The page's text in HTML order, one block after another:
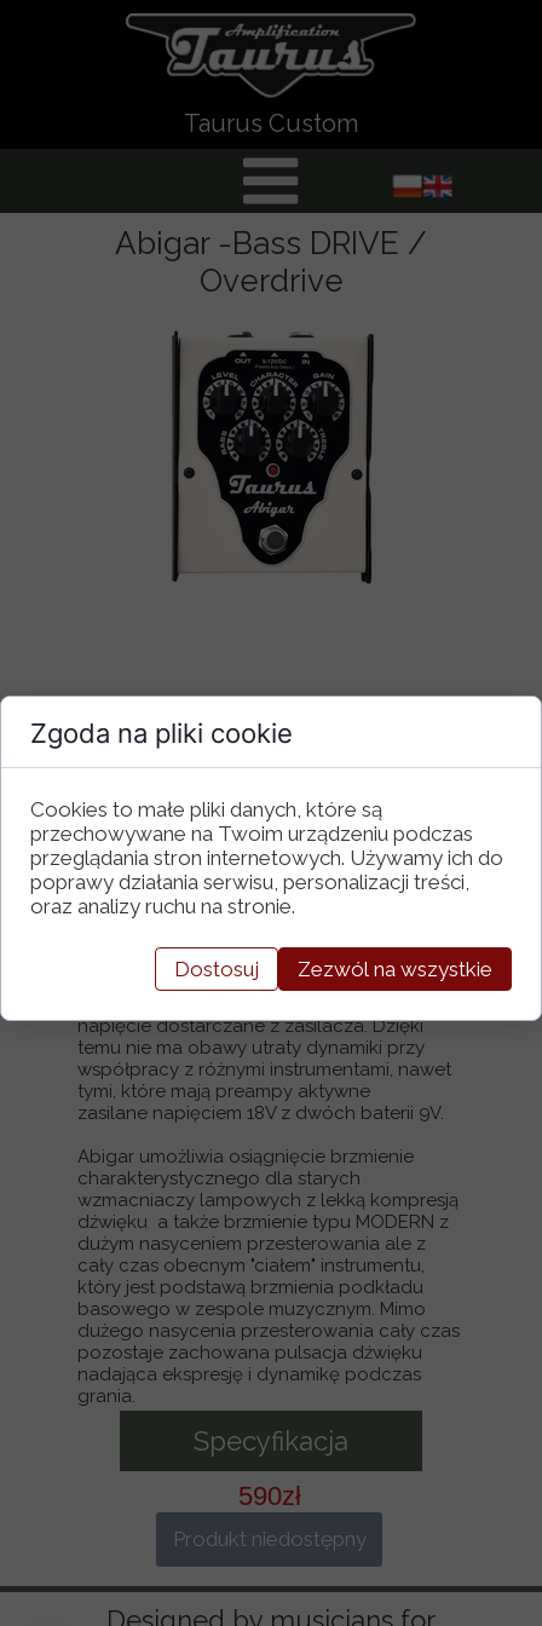
590zł
Produkt niedostępny
ABIGAR to wyjątkowo wszechstronny i
dynamiczny drive do gitary basowej. Jego
zaletą jest to, że bez względu jak mocny
poziom przesterowania zostanie
ustawiony, Abigar zachowuje specyfikę
brzmienia instrumentu oraz wysoką
Aby to osiągnąć Abigar został wyposażony
między innymi we własny konwerter zasilania
napięcie dostarczane z zasilacza. Dzięki
temu nie ma obawy utraty dynamiki przy
współpracy z różnymi instrumentami, nawet
tymi, które mają preampy aktywne
zasilane napięciem 18V z dwóch baterii 9V.
Abigar umożliwia osiągnięcie brzmienie
charakterystycznego dla starych
wzmacniaczy lampowych z lekką kompresją
dźwięku a także brzmienie typu MODERN z
dużym nasyceniem przesterowania ale z
cały czas obecnym "ciałem" instrumentu,
który jest podstawą brzmienia podkładu
basowego w zespole muzycznym. Mimo
dużego nasycenia przesterowania cały czas
pozostaje zachowana pulsacja dźwięku
nadająca ekspresję i dynamikę podczas
grania.
Specyfikacja
Abigar -Bass DRIVE /
Overdrive
Taurus Custom
Zgoda na pliki cookie
Cookies to małe pliki danych, które są
przechowywane na Twoim urządzeniu podczas
przeglądania stron internetowych. Używamy ich do
poprawy działania serwisu, personalizacji treści,
oraz analizy ruchu na stronie.
Dostosuj Zezwól na wszystkie